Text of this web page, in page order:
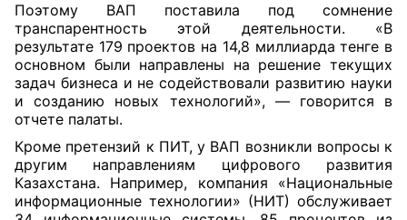
Поэтому ВАП поставила под сомнение
транспарентность этой деятельности. «В
результате 179 проектов на 14,8 миллиарда тенге в
основном были направлены на решение текущих
задач бизнеса и не содействовали развитию науки
и созданию новых технологий», — говорится в
отчете палаты.
Кроме претензий к ПИТ, у ВАП возникли вопросы к
другим направлениям цифрового развития
Казахстана. Например, компания «Национальные
информационные технологии» (НИТ) обслуживает